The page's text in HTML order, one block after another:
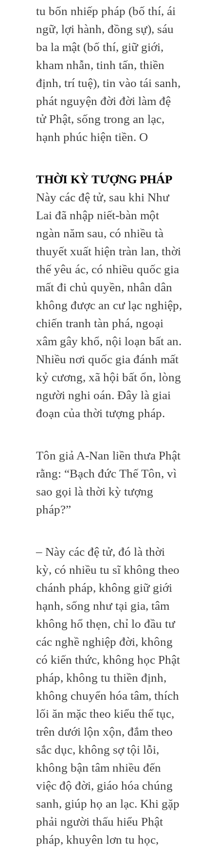
tu bốn nhiếp pháp (bố thí, ái
ngữ, lợi hành, đồng sự), sáu
ba la mật (bố thí, giữ giới,
kham nhẫn, tinh tấn, thiền
định, trí tuệ), tin vào tái sanh,
phát nguyện đời đời làm đệ
tử Phật, sống trong an lạc,
hạnh phúc hiện tiền. O
THỜI KỲ TƯỢNG PHÁP
Này các đệ tử, sau khi Như
Lai đã nhập niết-bàn một
ngàn năm sau, có nhiều tà
thuyết xuất hiện tràn lan, thời
thế yêu ác, có nhiều quốc gia
mất đi chủ quyền, nhân dân
không được an cư lạc nghiệp,
chiến tranh tàn phá, ngoại
xâm gây khổ, nội loạn bất an.
Nhiều nơi quốc gia đánh mất
kỷ cương, xã hội bất ổn, lòng
người nghi oán. Đây là giai
đoạn của thời tượng pháp.
Tôn giả A-Nan liền thưa Phật
rằng: “Bạch đức Thế Tôn, vì
sao gọi là thời kỳ tượng
pháp?”
– Này các đệ tử, đó là thời
kỳ, có nhiều tu sĩ không theo
chánh pháp, không giữ giới
hạnh, sống như tại gia, tâm
không hổ thẹn, chỉ lo đầu tư
các nghề nghiệp đời, không
có kiến thức, không học Phật
pháp, không tu thiền định,
không chuyển hóa tâm, thích
lối ăn mặc theo kiểu thế tục,
trên dưới lộn xộn, đắm theo
sắc dục, không sợ tội lỗi,
không bận tâm nhiều đến
việc độ đời, giáo hóa chúng
sanh, giúp họ an lạc. Khi gặp
phải người thấu hiểu Phật
pháp, khuyên lơn tu học,